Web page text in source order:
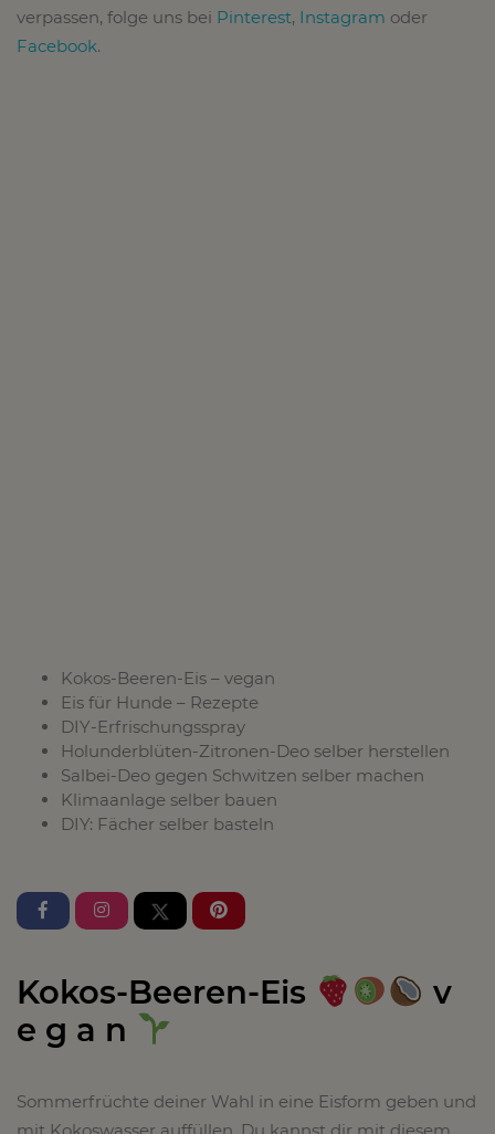
verpassen, folge uns bei Pinterest, Instagram oder
Facebook.
Kokos-Beeren-Eis – vegan
Eis für Hunde – Rezepte
DIY-Erfrischungsspray
Holunderblüten-Zitronen-Deo selber herstellen
Salbei-Deo gegen Schwitzen selber machen
Klimaanlage selber bauen
DIY: Fächer selber basteln
Kokos-Beeren-Eis
v
e g a n
Sommerfrüchte deiner Wahl in eine Eisform geben und